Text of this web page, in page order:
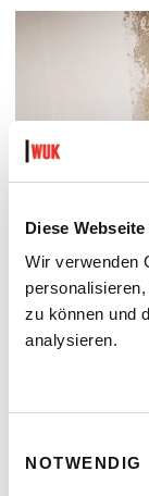
Diese
Wir verwenden
zu können und
analysieren.
NOTWENDIG
Hof